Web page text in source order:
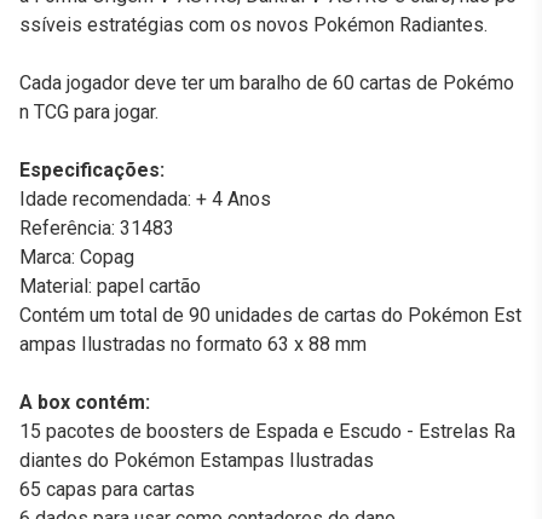
ssíveis estratégias com os novos Pokémon Radiantes.
Cada jogador deve ter um baralho de 60 cartas de Pokémo
n TCG para jogar.
Especificações:
Idade recomendada: + 4 Anos
Referência: 31483
Marca: Copag
Material: papel cartão
Contém um total de 90 unidades de cartas do Pokémon Est
ampas Ilustradas no formato 63 x 88 mm
A box contém:
15 pacotes de boosters de Espada e Escudo - Estrelas Ra
diantes do Pokémon Estampas Ilustradas
65 capas para cartas